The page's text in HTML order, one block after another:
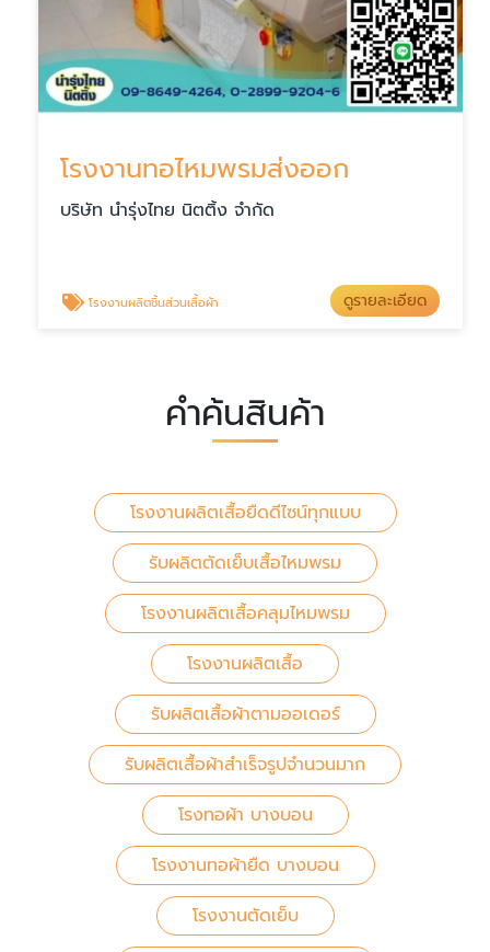
โรงงานทอไหมพรมส่งออก
บริษัท นำรุ่งไทย นิตติ้ง จำกัด
โรงงานผลิตชิ้นส่วนเสื้อผ้า ดูรายละเอียด
คำค้นสินค้า
โรงงานผลิตเสื้อยืดดีไซน์ทุกแบบ
รับผลิตตัดเย็บเสื้อไหมพรม
โรงงานผลิตเสื้อคลุมไหมพรม
โรงงานผลิตเสื้อ
รับผลิตเสื้อผ้าตามออเดอร์
รับผลิตเสื้อผ้าสำเร็จรูปจำนวนมาก
โรงทอผ้า บางบอน
โรงงานทอผ้ายืด บางบอน
โรงงานตัดเย็บ